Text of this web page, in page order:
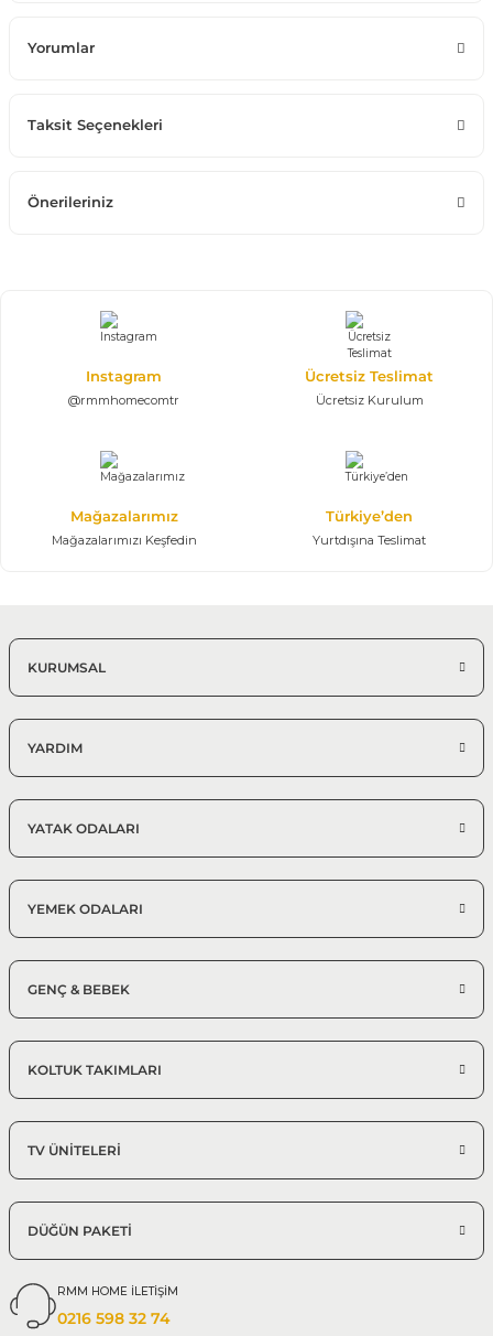
Yorumlar
Taksit Seçenekleri
Önerileriniz
Instagram
@rmmhomecomtr
Ücretsiz Teslimat
Ücretsiz Kurulum
Mağazalarımız
Mağazalarımızı Keşfedin
Türkiye’den
Yurtdışına Teslimat
KURUMSAL
YARDIM
YATAK ODALARI
YEMEK ODALARI
GENÇ & BEBEK
KOLTUK TAKIMLARI
TV ÜNİTELERİ
DÜĞÜN PAKETİ
RMM HOME İLETİŞİM
0216 598 32 74